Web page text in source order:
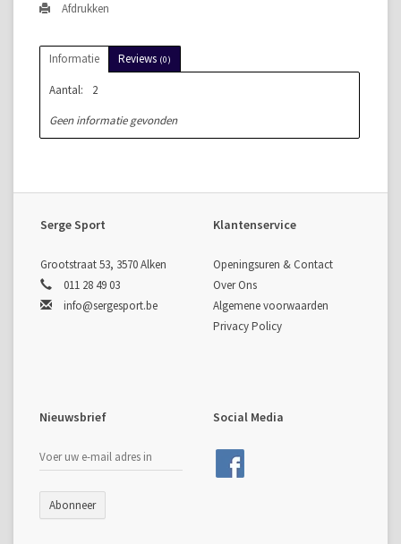
Afdrukken
Informatie Reviews (0)
Aantal:
2
Geen informatie gevonden
Serge Sport
Grootstraat 53, 3570 Alken
011 28 49 03
info@sergesport.be
Klantenservice
Openingsuren & Contact
Over Ons
Algemene voorwaarden
Privacy Policy
Nieuwsbrief
Abonneer
Social Media